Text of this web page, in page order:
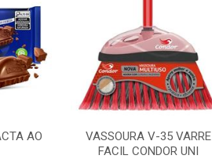
AO
VASSOURA V-35 VARRE
FACIL CONDOR UNI